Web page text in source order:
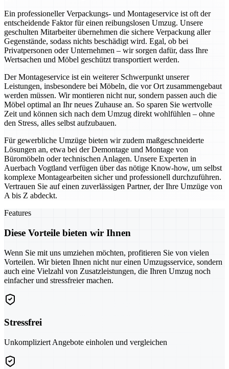
Ein professioneller Verpackungs- und Montageservice ist oft der
entscheidende Faktor für einen reibungslosen Umzug. Unsere
geschulten Mitarbeiter übernehmen die sichere Verpackung aller
Gegenstände, sodass nichts beschädigt wird. Egal, ob bei
Privatpersonen oder Unternehmen – wir sorgen dafür, dass Ihre
Wertsachen und Möbel geschützt transportiert werden.
Der Montageservice ist ein weiterer Schwerpunkt unserer
Leistungen, insbesondere bei Möbeln, die vor Ort zusammengebaut
werden müssen. Wir montieren nicht nur, sondern passen auch die
Möbel optimal an Ihr neues Zuhause an. So sparen Sie wertvolle
Zeit und können sich nach dem Umzug direkt wohlfühlen – ohne
den Stress, alles selbst aufzubauen.
Für gewerbliche Umzüge bieten wir zudem maßgeschneiderte
Lösungen an, etwa bei der Demontage und Montage von
Büromöbeln oder technischen Anlagen. Unsere Experten in
Auerbach Vogtland verfügen über das nötige Know-how, um selbst
komplexe Montagearbeiten sicher und professionell durchzuführen.
Vertrauen Sie auf einen zuverlässigen Partner, der Ihre Umzüge von
A bis Z abdeckt.
Features
Diese Vorteile bieten wir Ihnen
Wenn Sie mit uns umziehen möchten, profitieren Sie von vielen
Vorteilen. Wir bieten Ihnen nicht nur einen Umzugsservice, sondern
auch eine Vielzahl von Zusatzleistungen, die Ihren Umzug noch
einfacher und stressfreier machen.
Stressfrei
Unkompliziert Angebote einholen und vergleichen